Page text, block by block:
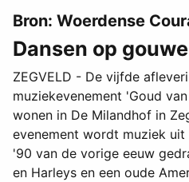
Bron: Woerdense
Dansen op
ZEGVELD - De vijfde
muziekevenement 'Goud
wonen in De Milandhof in
evenement wordt muziek
'90 van de vorige eeuw
en Harleys en een oude